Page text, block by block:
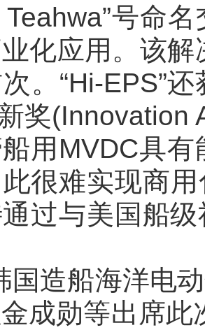
Teahwa”号命
化应用。该
。“Hi-EPS”
奖(Innovation
MVDC具有
很难实现商
过与美国船
船海洋电动
成勋等出席此